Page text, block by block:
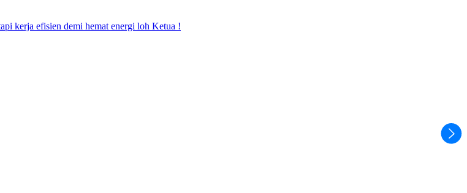
kerja efisien demi hemat energi loh Ketua !